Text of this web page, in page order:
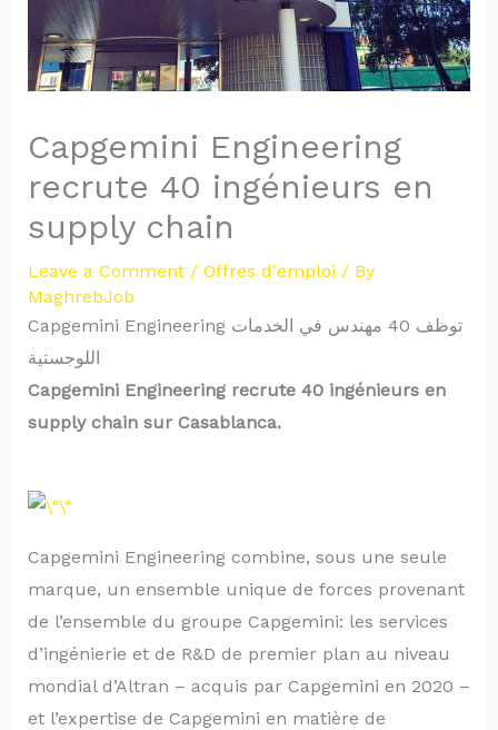
Capgemini Engineering
recrute 40 ingénieurs en
supply chain
Leave a Comment / Offres d'emploi / By
MaghrebJob
Capgemini Engineering توظف 40 مهندس في الخدمات
اللوجستية
Capgemini Engineering recrute 40 ingénieurs en
supply chain sur Casablanca.
Capgemini Engineering combine, sous une seule
marque, un ensemble unique de forces provenant
de l’ensemble du groupe Capgemini: les services
d’ingénierie et de R&D de premier plan au niveau
mondial d’Altran – acquis par Capgemini en 2020 –
et l’expertise de Capgemini en matière de